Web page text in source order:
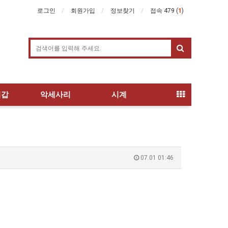
로그인 회원가입 정보찾기 접속 479 (1 )
악세사리 시계
07.01 01:46